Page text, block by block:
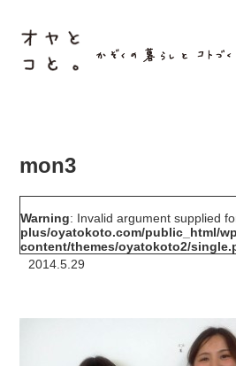
mon3
Warning: Invalid argument supplied
plus/oyatokoto.com/public_html/
content/themes/oyatokoto2/
2014.5.29